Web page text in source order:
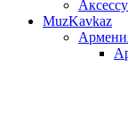
MuzKavkaz